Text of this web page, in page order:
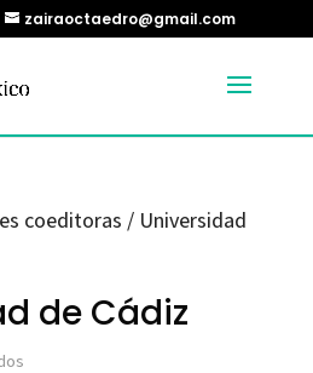
zairaoctaedro@gmail.com
coeditoras / Universidad
de Cádiz
Ordenado